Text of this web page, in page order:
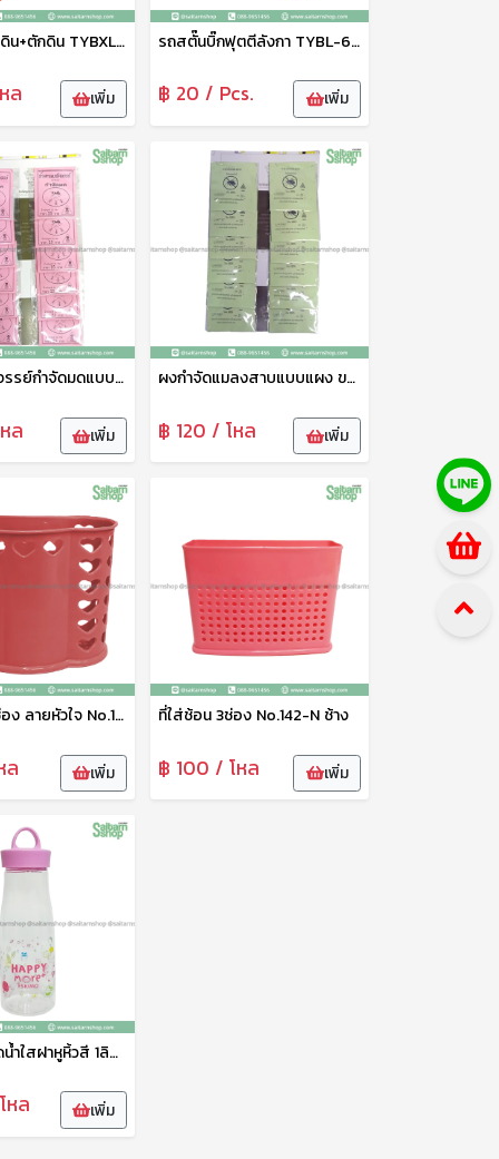
รถกระบะขนดิน+ตักดิน TYBXL-31006ABC
ล เพิ่ม
รถสตั๊นบิ๊กฟุตตีลังกา TYBL-666-1
฿ 20 / Pcs. เพิ่ม
น้ำตาลมหัศจรรย์กำจัดมดแบบแผง ขนาด 20กรัม SP
ล เพิ่ม
ผงกำจัดแมลงสาบแบบแผง ขนาด 20กรัม SP
฿ 120 / โหล เพิ่ม
ที่ใส่ช้อน 2ช่อง ลายหัวใจ No.120 ช้าง
ล เพิ่ม
ที่ใส่ช้อน 3ช่อง No.142-N ช้าง
฿ 100 / โหล เพิ่ม
กระบอกขวดน้ำใสฝาหูหิ้วสี 1ลิตร PET910H Eskimo
หล เพิ่ม